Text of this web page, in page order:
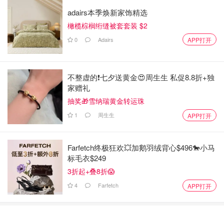
adairs本季焕新家饰精选
橄榄棕榈绗缝被套套装 $2
0 Adairs APP打开
不整虚的❗️七夕送黄金😍周生生 私促8.8折+独
家赠礼
抽奖🎁雪纳瑞黄金转运珠
1 周生生 APP打开
Farfetch终极狂欢💥加鹅羽绒背心$496🐎小马
标毛衣$249
3折起+叠8折😱
4 Farfetch APP打开